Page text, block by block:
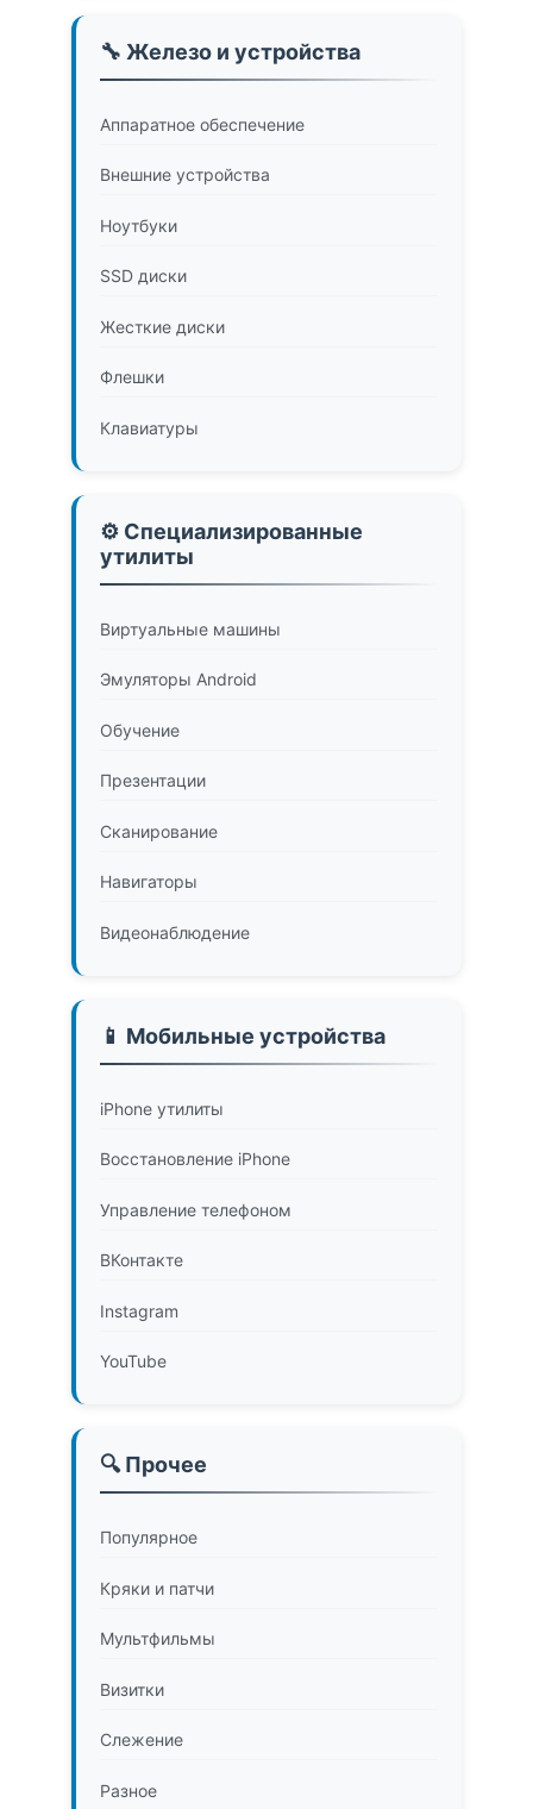
🔧 Железо и устройства
Аппаратное обеспечение
Внешние устройства
Ноутбуки
SSD диски
Жесткие диски
Флешки
Клавиатуры
⚙️ Специализированные
утилиты
Виртуальные машины
Эмуляторы Android
Обучение
Презентации
Сканирование
Навигаторы
Видеонаблюдение
📱 Мобильные устройства
iPhone утилиты
Восстановление iPhone
Управление телефоном
ВКонтакте
Instagram
YouTube
🔍 Прочее
Популярное
Кряки и патчи
Мультфильмы
Визитки
Слежение
Разное